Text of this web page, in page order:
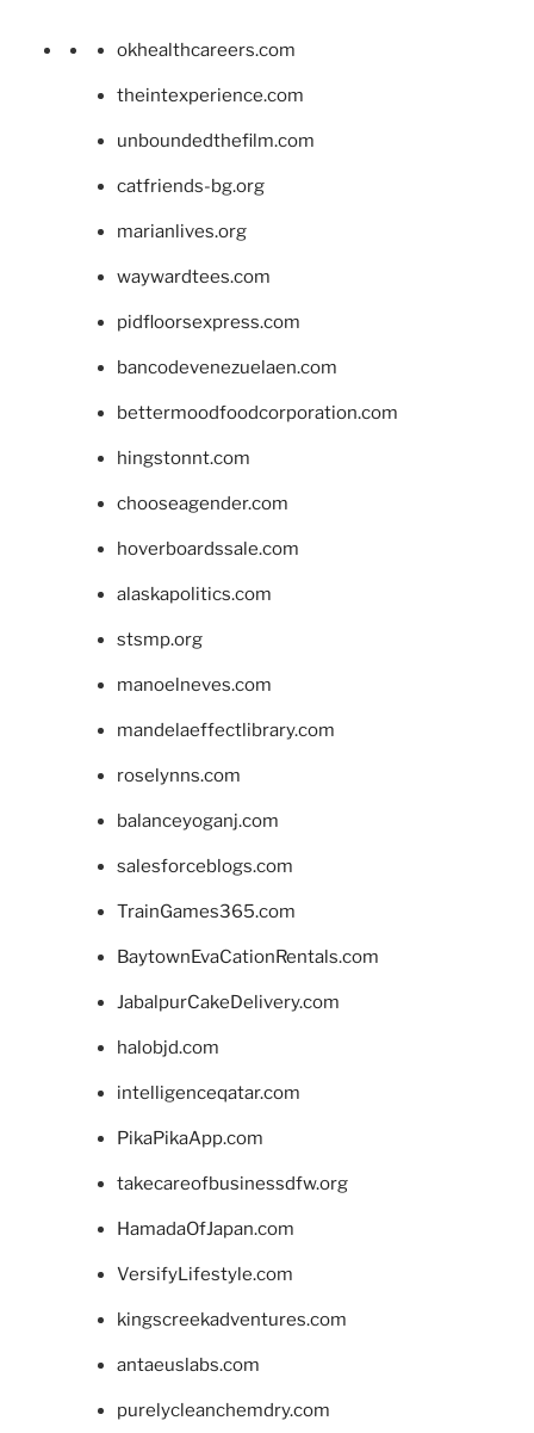
okhealthcareers.com
theintexperience.com
unboundedthefilm.com
catfriends-bg.org
marianlives.org
waywardtees.com
pidfloorsexpress.com
bancodevenezuelaen.com
bettermoodfoodcorporation.com
hingstonnt.com
chooseagender.com
hoverboardssale.com
alaskapolitics.com
stsmp.org
manoelneves.com
mandelaeffectlibrary.com
roselynns.com
balanceyoganj.com
salesforceblogs.com
TrainGames365.com
BaytownEvaCationRentals.com
JabalpurCakeDelivery.com
halobjd.com
intelligenceqatar.com
PikaPikaApp.com
takecareofbusinessdfw.org
HamadaOfJapan.com
VersifyLifestyle.com
kingscreekadventures.com
antaeuslabs.com
purelycleanchemdry.com